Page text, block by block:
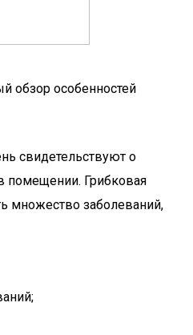
обзор особенностей
свидетельствуют о
помещении. Грибковая
множество заболеваний,